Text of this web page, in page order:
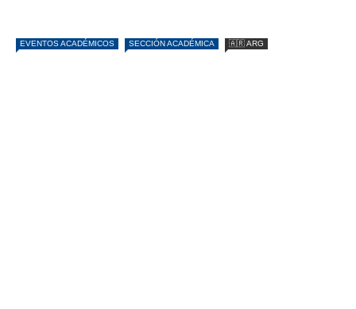
EVENTOS ACADÉMICOS SECCIÓN ACADÉMICA 🇦🇷 ARG